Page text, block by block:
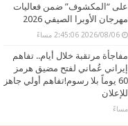
على “المكشوف” ضمن فعاليات
مهرجان الأوبرا الصيفي 2026
2026/08/06 2:45:06 مساءً
مفاجأة مرتقبة خلال أيام.. تفاهم
إيراني عُماني لفتح مضيق هرمز
60 يوماً بلا رسوم!تفاهم أولي جاهز
للإعلان